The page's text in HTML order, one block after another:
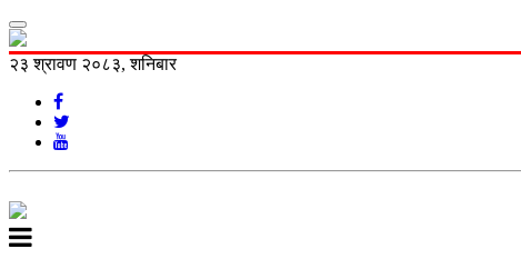
२३ श्रावण २०८३, शनिबार